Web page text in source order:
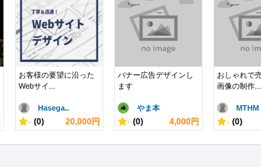
お客様の要望に沿った
Webサイ...
Hasega..
- (0) 20,000円
バナー広告デザインし
ます
やま本
- (0) 4,000円
おしゃれで
画像の制作...
MTHM
- (0)